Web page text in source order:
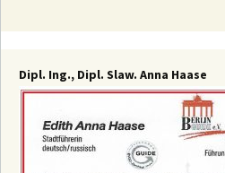
Dipl. Ing., Dipl. Slaw. Anna Haase